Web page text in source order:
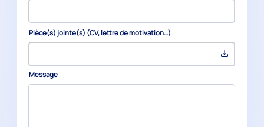
Pièce(s) jointe(s) (CV, lettre de motivation…)
Message